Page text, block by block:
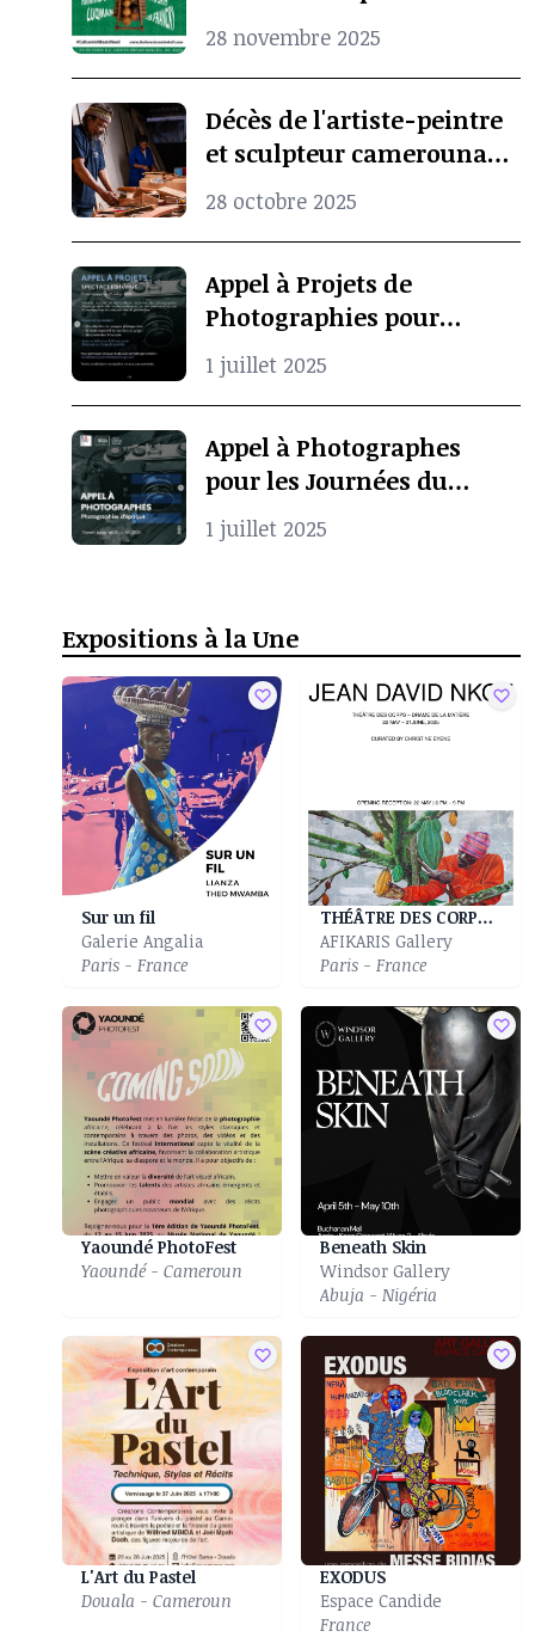
entre Douala et Marseille
28 novembre 2025
Décès de l'artiste-peintre
et sculpteur camerounais
Koko Komegne, le père de
l’art contemporain
camerounais
28 octobre 2025
Appel à Projets de
Photographies pour
Spectacle Vivant
1 juillet 2025
Appel à Photographes
pour les Journées du
Patrimoine à Pointe-
Noire
1 juillet 2025
Expositions à la Une
Sur un fil
Galerie Angalia
Paris - France
THÉÂTRE DES CORPS - DRAME DE LA MATIÈRE
AFIKARIS Gallery
Paris - France
Yaoundé PhotoFest
Yaoundé - Cameroun
Beneath Skin
Windsor Gallery
Abuja - Nigéria
L'Art du Pastel
Douala - Cameroun
EXODUS
Espace Candide
France